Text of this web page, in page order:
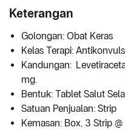
Keterangan
Golongan: Obat Keras
Kelas Terapi:
Kandungan:
mg.
Bentuk: Tablet Salut
Satuan Penjualan: Strip
Kemasan: Box, 3 Strip